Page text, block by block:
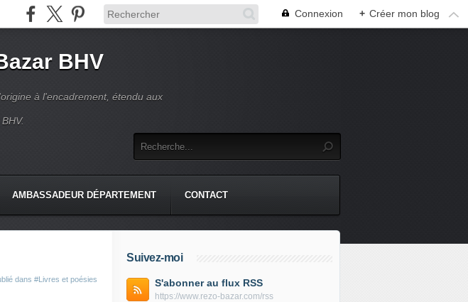
Connexion + Créer mon blog
BHV
à l'encadrement, étendu aux
AMBASSADEUR DÉPARTEMENT CONTACT
dans #Livres et poésies
Suivez-moi
S'abonner au flux RSS
https://www.rezo-bazar.com/rss